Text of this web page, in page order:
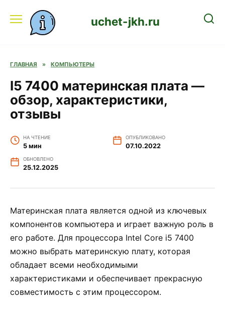
содержанию
uchet-jkh.ru
ГЛАВНАЯ » КОМПЬЮТЕРЫ
I5 7400 материнская плата —
обзор, характеристики,
отзывы
НА ЧТЕНИЕ
5 мин
ОПУБЛИКОВАНО
07.10.2022
ОБНОВЛЕНО
25.12.2025
Материнская плата является одной из ключевых
компонентов компьютера и играет важную роль в
его работе. Для процессора Intel Core i5 7400
можно выбрать материнскую плату, которая
обладает всеми необходимыми
характеристиками и обеспечивает прекрасную
совместимость с этим процессором.